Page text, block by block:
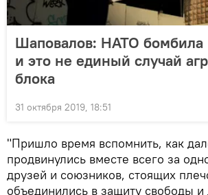
Шаповалов: НАТО
и это не единый случай
блока
31 октября 2019, 18:51
"Пришло время вспомнить, как
продвинулись вместе всего за
друзей и союзников, стоящих
объединились в защиту свободы и